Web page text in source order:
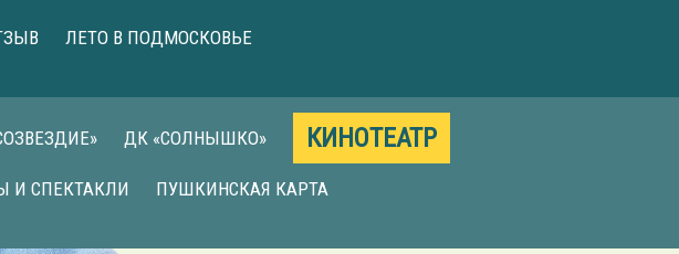
ЛЕТО В ПОДМОСКОВЬЕ
ДК «СОЛНЫШКО» КИНОТЕАТР
И СПЕКТАКЛИ ПУШКИНСКАЯ КАРТА